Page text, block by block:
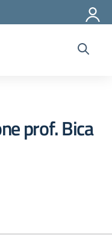
prof. Bica